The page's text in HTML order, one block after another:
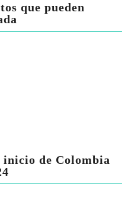
que pueden
inicio de Colombia